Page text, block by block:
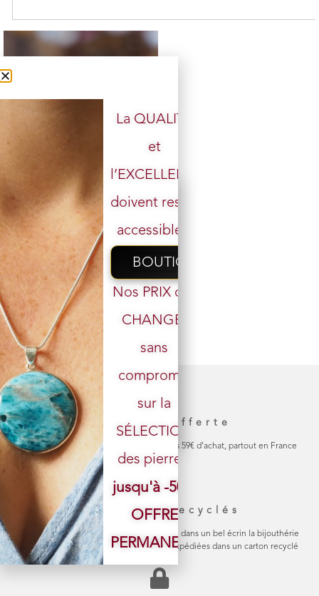
Bracelet Œil de Taureau perles
6 mm
14 en stock
14,00
Ajouter au panier
Livraison offerte
La livraison de votre colis est gratuite dès 59€ d’achat, partout en France
Emballage recyclés
Chaque bijou est soigneusement emballé dans un bel écrin la bijouthérie
en carton naturel Les commandes sont expédiées dans un carton recyclé
Votre email
La QUALITÉ
et
l’EXCELLENCE
doivent rester
accessibles.
BOUTIQUE
Nos PRIX ont
CHANGÉ,
sans
compromis
sur la
SÉLECTION
des pierres.
jusqu'à -50%
OFFRE
PERMANENTE